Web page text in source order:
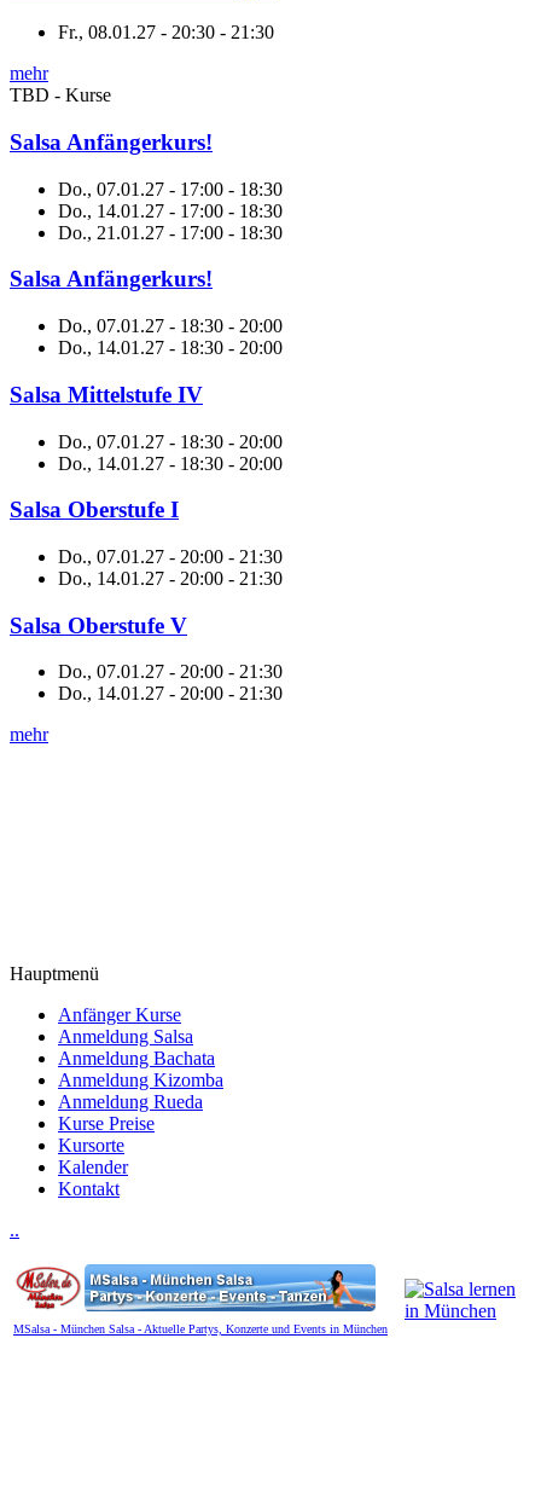
Fr., 08.01.27 - 20:30 - 21:30
mehr
TBD - Kurse
Salsa Anfängerkurs!
Do., 07.01.27 - 17:00 - 18:30
Do., 14.01.27 - 17:00 - 18:30
Do., 21.01.27 - 17:00 - 18:30
Salsa Anfängerkurs!
Do., 07.01.27 - 18:30 - 20:00
Do., 14.01.27 - 18:30 - 20:00
Salsa Mittelstufe IV
Do., 07.01.27 - 18:30 - 20:00
Do., 14.01.27 - 18:30 - 20:00
Salsa Oberstufe I
Do., 07.01.27 - 20:00 - 21:30
Do., 14.01.27 - 20:00 - 21:30
Salsa Oberstufe V
Do., 07.01.27 - 20:00 - 21:30
Do., 14.01.27 - 20:00 - 21:30
mehr
Hauptmenü
Anfänger Kurse
Anmeldung Salsa
Anmeldung Bachata
Anmeldung Kizomba
Anmeldung Rueda
Kurse Preise
Kursorte
Kalender
Kontakt
..
MSalsa - München Salsa - Aktuelle Partys, Konzerte und Events in München